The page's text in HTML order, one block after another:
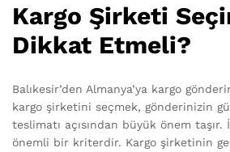
Kargo Şirketi
Dikkat Etmeli?
Balıkesir’den Almanya’ya kargo
kargo şirketini seçmek, gönderinizin
teslimatı açısından büyük önem
önemli bir kriterdir. Kargo şirketinin